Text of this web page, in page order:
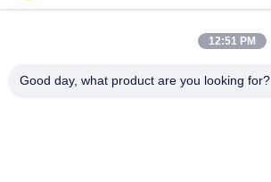
12:51 PM
Good day, what product are you looking for?